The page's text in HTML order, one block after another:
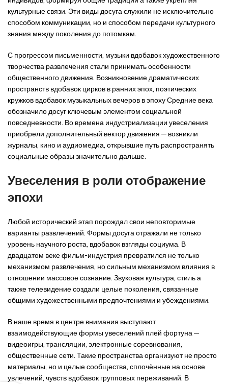
культурные связи. Эти виды досуга служили не исключительно
способом коммуникации, но и способом передачи культурного
знания между поколения до потомкам.
С прогрессом письменности, музыки вдобавок художественного
творчества развлечения стали принимать особенности
общественного движения. Возникновение драматических
пространств вдобавок цирков в ранних эпох, поэтических
кружков вдобавок музыкальных вечеров в эпоху Средние века
обозначило досуг ключевым элементом социальной
повседневности. Во времена индустриализации увеселения
приобрели дополнительный вектор движения — возникли
журналы, кино и аудиомедиа, открывшие путь распространять
социальные образы значительно дальше.
Увеселения в роли отображение
эпохи
Любой исторический этап порождал свои неповторимые
варианты развлечений. Формы досуга отражали не только
уровень научного роста, вдобавок взгляды социума. В
двадцатом веке фильм-индустрия превратился не только
механизмом развлечения, но сильным механизмом влияния в
отношении массовое сознание. Звуковая культура, стиль а
также телевидение создали целые поколения, связанные
общими художественными предпочтениями и убеждениями.
В наше время в центре внимания выступают
взаимодействующие формы увеселений плей фортуна —
видеоигры, трансляции, электронные соревнования,
общественные сети. Такие пространства организуют не просто
материалы, но и целые сообщества, сплочённые на основе
увлечений, чувств вдобавок групповых переживаний. В